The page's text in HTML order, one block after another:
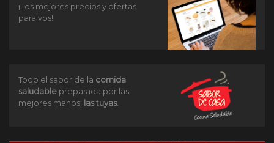
¡Los mejores precios y ofertas
para vos!
Todo el sabor de la comida
saludable preparada por las
mejores manos: las tuyas.